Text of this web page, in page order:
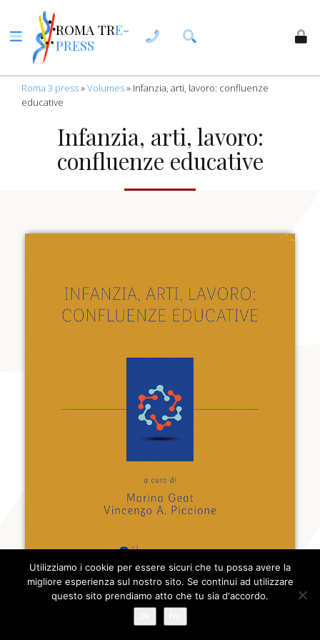
ROMA TRE-
PRESS
Roma 3 press»Volumes» Infanzia, arti, lavoro: confluenze
educative
Infanzia, arti, lavoro:
confluenze educative
Utilizziamo i cookie per essere sicuri che tu possa avere la
migliore esperienza sul nostro sito. Se continui ad utilizzare
questo sito prendiamo atto che tu sia d'accordo.